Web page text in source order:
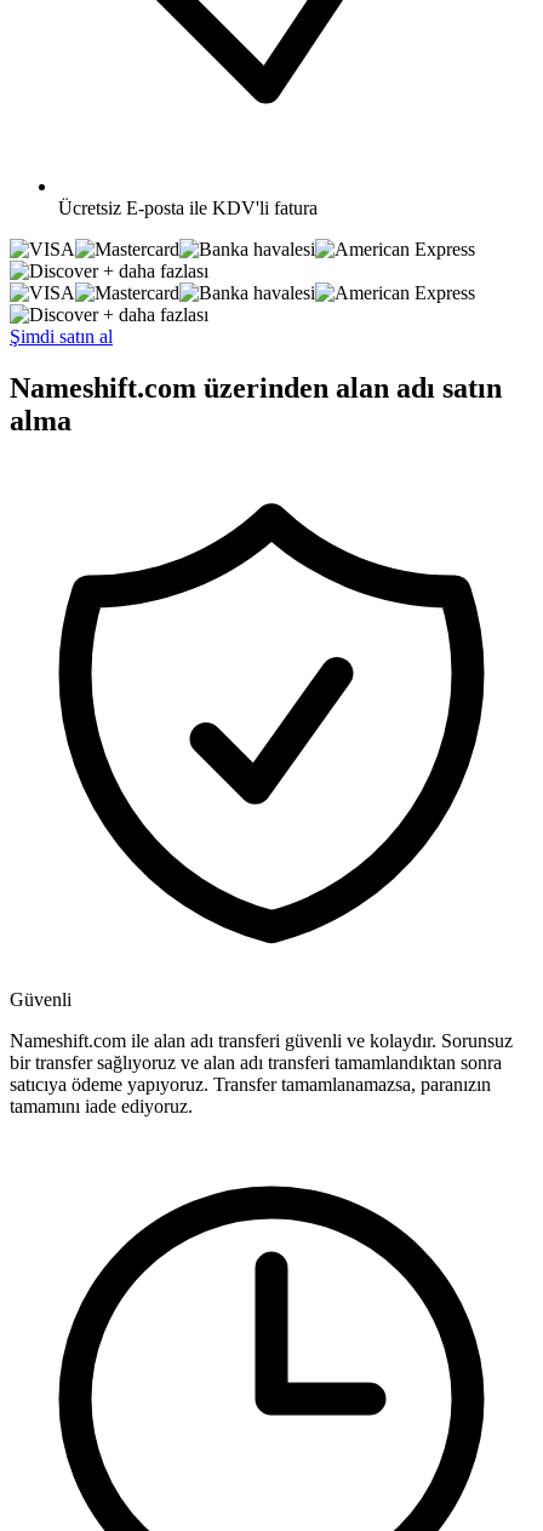
Ücretsiz E-posta ile KDV'li fatura
+ daha fazlası
+ daha fazlası
Şimdi satın al
Nameshift.com üzerinden alan adı satın
alma
Güvenli
Nameshift.com ile alan adı transferi güvenli ve kolaydır. Sorunsuz
bir transfer sağlıyoruz ve alan adı transferi tamamlandıktan sonra
satıcıya ödeme yapıyoruz. Transfer tamamlanamazsa, paranızın
tamamını iade ediyoruz.